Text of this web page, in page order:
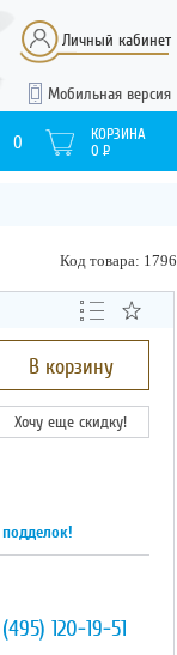
Мобильная версия
Личный кабинет
0
КОРЗИНА
0 Р
Код товара: 1796
В корзину
Хочу еще скидку!
120-19-51